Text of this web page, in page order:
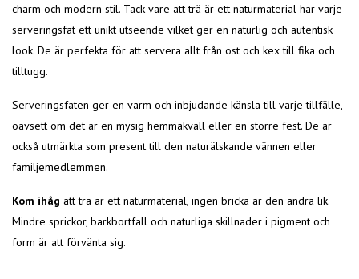
charm och modern stil. Tack vare att trä är ett naturmaterial har varje
serveringsfat ett unikt utseende vilket ger en naturlig och autentisk
look. De är perfekta för att servera allt från ost och kex till fika och
tilltugg.
Serveringsfaten ger en varm och inbjudande känsla till varje tillfälle,
oavsett om det är en mysig hemmakväll eller en större fest. De är
också utmärkta som present till den naturälskande vännen eller
familjemedlemmen.
Kom ihåg att trä är ett naturmaterial, ingen bricka är den andra lik.
Mindre sprickor, barkbortfall och naturliga skillnader i pigment och
form är att förvänta sig.